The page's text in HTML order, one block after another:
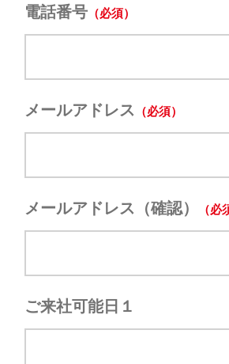
電話番号
メールアドレス
メールアドレス（確認）
ご来社可能日１